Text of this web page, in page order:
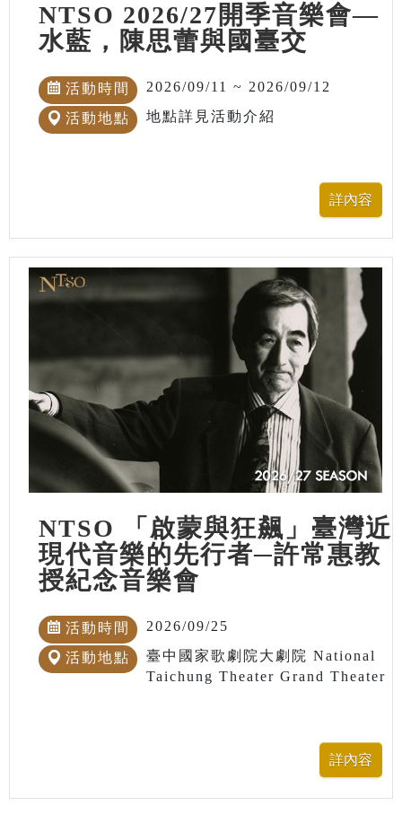
NTSO 2026/27開季音樂會—
水藍，陳思蕾與國臺交
活動時間 2026/09/11 ~ 2026/09/12
活動地點 地點詳見活動介紹
NTSO 「啟蒙與狂飆」臺灣近
現代音樂的先行者─許常惠教
授紀念音樂會
活動時間 2026/09/25
活動地點
臺中國家歌劇院大劇院 National
Taichung Theater Grand Theater